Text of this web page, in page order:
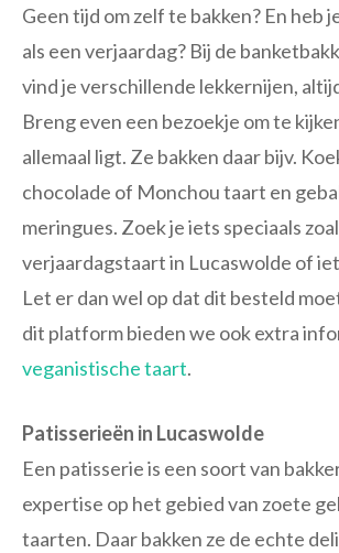
Geen tijd om zelf te bakken? En heb
als een verjaardag? Bij de
vind je verschillende lekkernijen,
Breng even een bezoekje om te
allemaal ligt. Ze bakken daar bijv.
chocolade of Monchou taart en
meringues. Zoek je iets speciaals
verjaardagstaart in Lucaswolde of
Let er dan wel op dat dit besteld
dit platform bieden we ook extra
veganistische taart.
Patisserieën in Lucaswolde
Een patisserie is een soort van
expertise op het gebied van zoete
taarten. Daar bakken ze de echte